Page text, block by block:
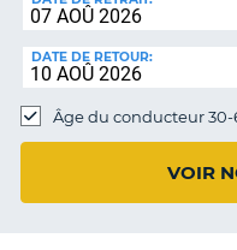
RESTITUTION:
DATE DE RETOUR:
Âge du conducteur 30-
VOIR